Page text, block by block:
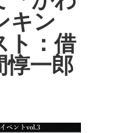
キン
ト：借
惇一郎